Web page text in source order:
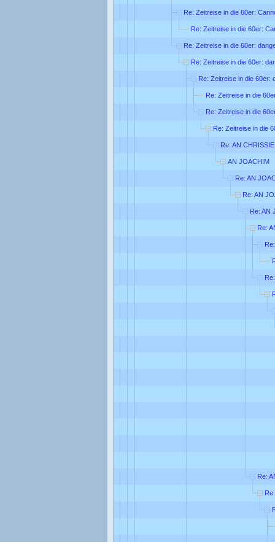
Re: Zeitreise in die 60er:
Re: Zeitreise in die 60er:
Re: Zeitreise in die 60er:
Re: Zeitreise in die 60er:
Re: Zeitreise in die 60er:
Re: Zeitreise in die
Re: Zeitreise in die
Re: Zeitreise in die
Re: AN CHRISSIE
AN JOACHIM
Re: AN
Re: AN
Re: AN
Re:
Re: